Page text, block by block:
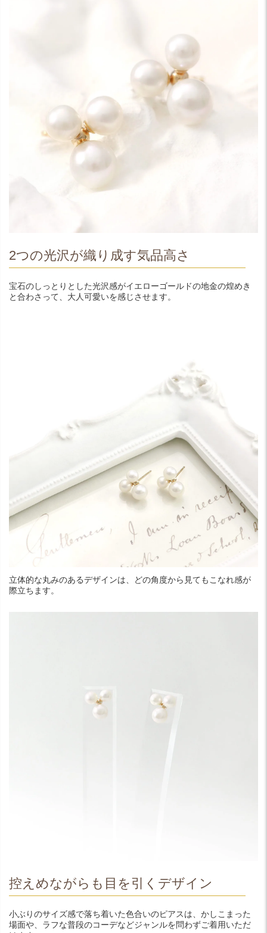
2つの光沢が織り成す気品高さ
宝石のしっとりとした光沢感がイエローゴールドの地金の煌めき
と合わさって、大人可愛いを感じさせます。
立体的な丸みのあるデザインは、どの角度から見てもこなれ感が
際立ちます。
控えめながらも目を引くデザイン
小ぶりのサイズ感で落ち着いた色合いのピアスは、かしこまった
場面や、ラフな普段のコーデなどジャンルを問わずご着用いただ